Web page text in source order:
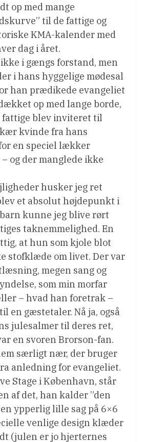
op med mange
til de fattige og
KMA-kalender med
dag i året.
i gængs forstand, men
i hans hyggelige mødesal
han prædikede evangeliet
op med lange borde,
blev inviteret til
kvinde fra hans
en speciel lækker
og der manglede ikke
husker jeg ret
et absolut højdepunkt i
kunne jeg blive rørt
taknemmelighed. En
at hun som kjole blot
stofklæde om livet. Der var
megen sang og
som min morfar
– hvad han foretrak –
en gæstetaler. Nå ja, også
julesalmer til deres ret,
en svoren Brorson-fan.
særligt nær, der bruger
anledning for evangeliet.
Stage i København, står
af det, han kalder ”den
ypperlig lille sag på 6×6
venlige design klæder
(julen er jo hjerternes